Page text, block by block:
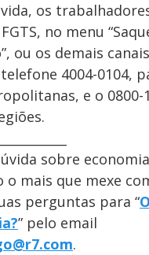
os
no menu
ou os demais
4004-0104,
e o 0800-
sobre
mais que mexe
perguntas para “
” pelo email
.